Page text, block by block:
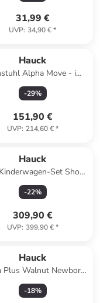
31,99 €
UVP: 34,90 €*
Hauck
Alpha Move - im
in beige,brown
-29%
151,90 €
UVP: 214,60 €*
Hauck
Set Shop
N Care Trio in gruen
-22%
309,90 €
UVP: 399,90 €*
Hauck
Plus Walnut Newborn
- 4-tlg. in braun,beige
-18%